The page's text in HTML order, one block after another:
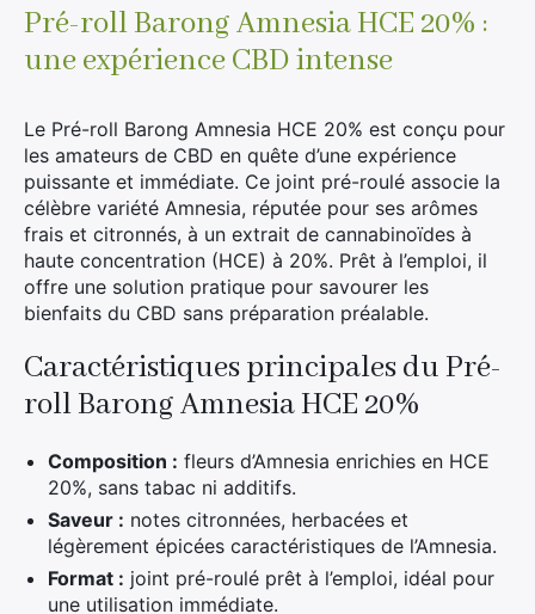
-
Ultra
Fort)
Pré-roll Barong Amnesia HCE 20% :
une expérience CBD intense
Le Pré-roll Barong Amnesia HCE 20% est conçu pour
les amateurs de CBD en quête d’une expérience
puissante et immédiate. Ce joint pré-roulé associe la
célèbre variété Amnesia, réputée pour ses arômes
frais et citronnés, à un extrait de cannabinoïdes à
haute concentration (HCE) à 20%. Prêt à l’emploi, il
offre une solution pratique pour savourer les
bienfaits du CBD sans préparation préalable.
Caractéristiques principales du Pré-
roll Barong Amnesia HCE 20%
Composition : fleurs d’Amnesia enrichies en HCE
20%, sans tabac ni additifs.
Saveur : notes citronnées, herbacées et
légèrement épicées caractéristiques de l’Amnesia.
Format : joint pré-roulé prêt à l’emploi, idéal pour
une utilisation immédiate.